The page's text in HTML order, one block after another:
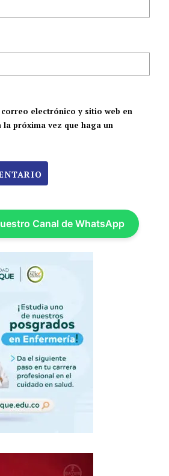
electrónico y sitio web en
próxima vez que haga un
Canal de WhatsApp